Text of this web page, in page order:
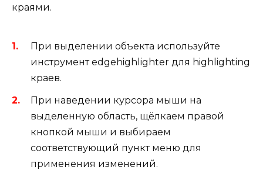
краями.
При выделении объекта используйте
инструмент edgehighlighter для highlighting
краев.
При наведении курсора мыши на
выделенную область, щёлкаем правой
кнопкой мыши и выбираем
соответствующий пункт меню для
применения изменений.